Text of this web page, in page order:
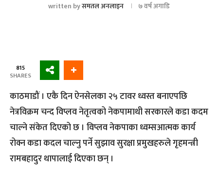
written byसमतल अनलाइन ७ वर्ष अगाडि
815
SHARES
काठमाडौं । एकै दिन ऐनसेलका २५ टावर ध्वस्त बनाएपछि
नेत्रविक्रम चन्द विप्लव नेतृत्वको नेकपामाथी सरकारले कडा कदम
चाल्ने संकेत दिएको छ । विप्लव नेकपाका ध्वम्सआत्मक कार्य
रोक्न कडा कदल चाल्नु पर्ने सुझाव सुरक्षा प्रमुखहरुले गृहमन्त्री
रामबहादुर थापालाई दिएका छन् ।